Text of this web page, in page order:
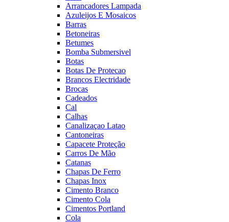
Arrancadores Lampada
Azuleijos E Mosaicos
Barras
Betoneiras
Betumes
Bomba Submersivel
Botas
Botas De Protecao
Brancos Electridade
Brocas
Cadeados
Cal
Calhas
Canalizaçao Latao
Cantoneiras
Capacete Proteção
Carros De Mão
Catanas
Chapas De Ferro
Chapas Inox
Cimento Branco
Cimento Cola
Cimentos Portland
Cola